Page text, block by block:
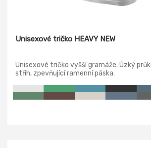
Unisexové tričko HEAVY NEW
Unisexové tričko vyšší gramáže. Úzký
střih, zpevňující ramenní páska.